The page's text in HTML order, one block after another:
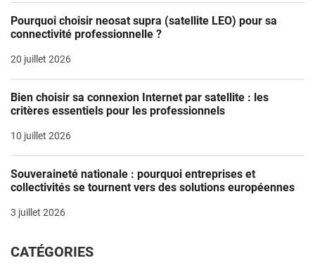
Pourquoi choisir neosat supra (satellite LEO) pour sa
connectivité professionnelle ?
20 juillet 2026
Bien choisir sa connexion Internet par satellite : les
critères essentiels pour les professionnels
10 juillet 2026
Souveraineté nationale : pourquoi entreprises et
collectivités se tournent vers des solutions européennes
3 juillet 2026
CATÉGORIES